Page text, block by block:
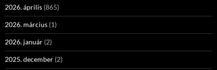
2026. április (865)
2026. március (1)
2026. január (2)
2025. december (2)